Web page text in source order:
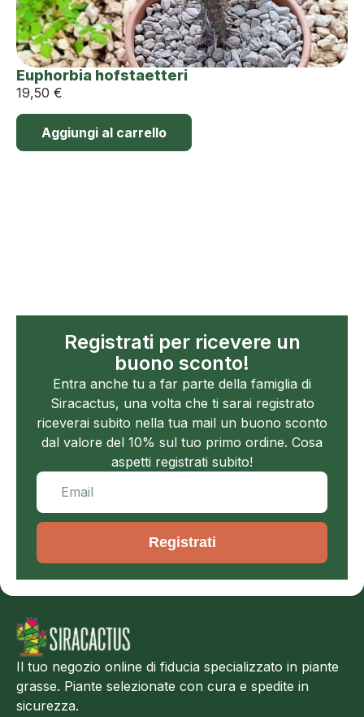
Euphorbia hofstaetteri
19,50 €
Aggiungi al carrello
Registrati per ricevere un
buono sconto!
Entra anche tu a far parte della famiglia di
Siracactus, una volta che ti sarai registrato
riceverai subito nella tua mail un buono sconto
dal valore del 10% sul tuo primo ordine. Cosa
aspetti registrati subito!
Registrati
Il tuo negozio online di fiducia specializzato in piante
grasse. Piante selezionate con cura e spedite in
sicurezza.